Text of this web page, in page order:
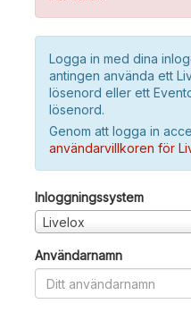
Logga in med dina
antingen använda ett
lösenord eller ett
lösenord.
Genom att logga in
användarvillkoren för
Inloggningssystem
Livelox
Användarnamn